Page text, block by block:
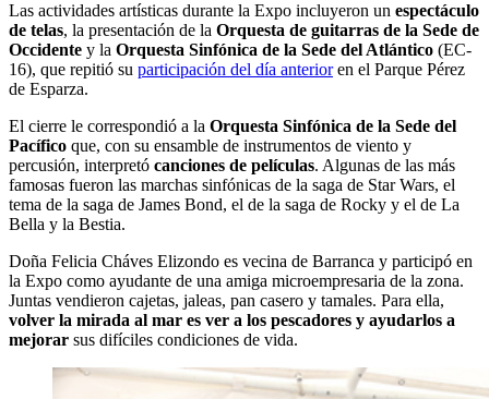
Las actividades artísticas durante la Expo incluyeron un espectáculo
de telas, la presentación de la Orquesta de guitarras de la Sede de
Occidente y la Orquesta Sinfónica de la Sede del Atlántico (EC-
16), que repitió su participación del día anterior en el Parque Pérez
de Esparza.
El cierre le correspondió a la Orquesta Sinfónica de la Sede del
Pacífico que, con su ensamble de instrumentos de viento y
percusión, interpretó canciones de películas. Algunas de las más
famosas fueron las marchas sinfónicas de la saga de Star Wars, el
tema de la saga de James Bond, el de la saga de Rocky y el de La
Bella y la Bestia.
Doña Felicia Cháves Elizondo es vecina de Barranca y participó en
la Expo como ayudante de una amiga microempresaria de la zona.
Juntas vendieron cajetas, jaleas, pan casero y tamales. Para ella,
volver la mirada al mar es ver a los pescadores y ayudarlos a
mejorar sus difíciles condiciones de vida.